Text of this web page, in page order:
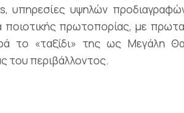
υπηρεσίες υψηλών
ποιοτικής πρωτοπορίας, με
το «ταξίδι» της ως Μεγάλη
του περιβάλλοντος.